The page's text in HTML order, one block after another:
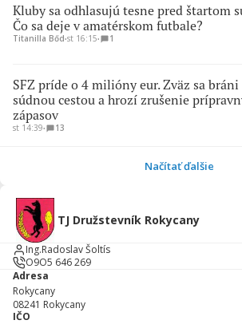
Kluby sa odhlasujú tesne pred štartom
Čo sa deje v amatérskom futbale?
Titanilla Bőd∙st 16:15∙ 1
SFZ príde o 4 milióny eur. Zväz sa bráni
súdnou cestou a hrozí zrušenie
zápasov
st 14:39∙ 13
Načítať ďalšie
TJ Družstevník Rokycany
Ing.Radoslav Šoltís
O9O5 646 269
Adresa
Rokycany
08241 Rokycany
IČO